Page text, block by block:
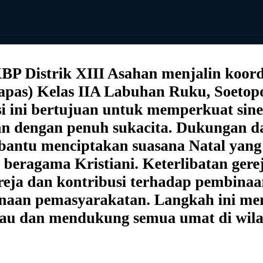
Distrik XIII Asahan menjalin
Kelas IIA Labuhan Ruku,
ini bertujuan untuk memperkuat
dengan penuh sukacita.
menciptakan suasana Natal
Kristiani. Keterlibatan
dan kontribusi terhadap
pemasyarakatan. Langkah ini
dan mendukung semua umat di